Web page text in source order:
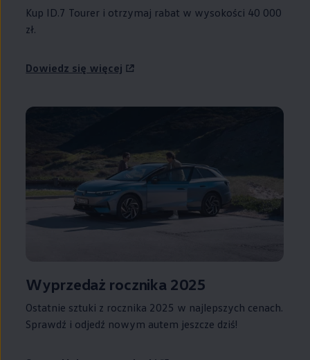
Kup ID.7 Tourer i otrzymaj rabat w wysokości 40 000
zł.
Dowiedz się więcej
Wyprzedaż rocznika 2025
Ostatnie sztuki z rocznika 2025 w najlepszych cenach.
Sprawdź i odjedź nowym autem jeszcze dziś!